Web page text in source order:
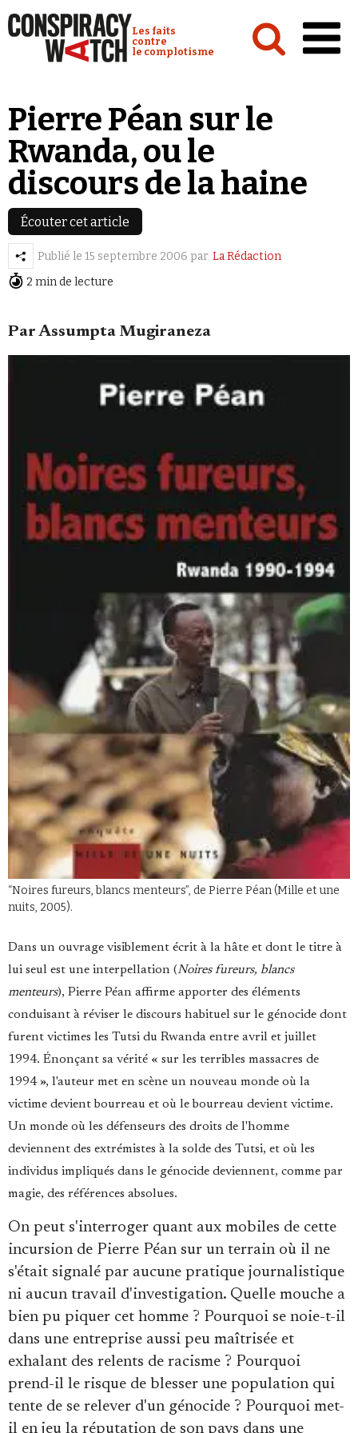
Conspiracy Watch :
Les faits
contre
le complotisme
Analyses
Conspipédia
Vidéos
Émissions
Revues de presse
Faire un don
Pierre Péan sur le
Rwanda, ou le
discours de la haine
Écouter cet article
Publié le 15 septembre 2006 par La Rédaction
2 min de lecture
Par Assumpta Mugiraneza
“Noires fureurs, blancs menteurs”, de Pierre Péan (Mille et une
nuits, 2005).
Dans un ouvrage visiblement écrit à la hâte et dont le titre à
lui seul est une interpellation (Noires fureurs, blancs
menteurs), Pierre Péan affirme apporter des éléments
conduisant à réviser le discours habituel sur le génocide dont
furent victimes les Tutsi du Rwanda entre avril et juillet
1994. Énonçant sa vérité « sur les terribles massacres de
1994 », l'auteur met en scène un nouveau monde où la
victime devient bourreau et où le bourreau devient victime.
Un monde où les défenseurs des droits de l'homme
deviennent des extrémistes à la solde des Tutsi, et où les
individus impliqués dans le génocide deviennent, comme par
magie, des références absolues.
On peut s'interroger quant aux mobiles de cette
incursion de Pierre Péan sur un terrain où il ne
s'était signalé par aucune pratique journalistique
ni aucun travail d'investigation. Quelle mouche a
bien pu piquer cet homme ? Pourquoi se noie-t-il
dans une entreprise aussi peu maîtrisée et
exhalant des relents de racisme ? Pourquoi
prend-il le risque de blesser une population qui
tente de se relever d'un génocide ? Pourquoi met-
il en jeu la réputation de son pays dans une